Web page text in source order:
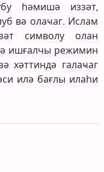
һәмишә иззәт,
вә олаҹаг. Ислам
символу олан
ишғалчы режимин
хәттиндә галаҹаг
илә бағлы илаһи